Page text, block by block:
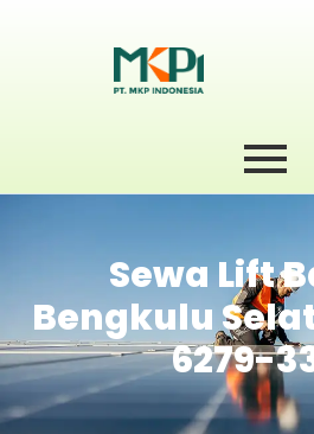
Sewa Lift
Bengkulu
6279-